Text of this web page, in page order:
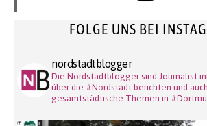
FOLGE UNS BEI
nordstadtblogger
Die Nordstadtblogger sind
über die #Nordstadt berichten und
gesamtstädtische Themen in